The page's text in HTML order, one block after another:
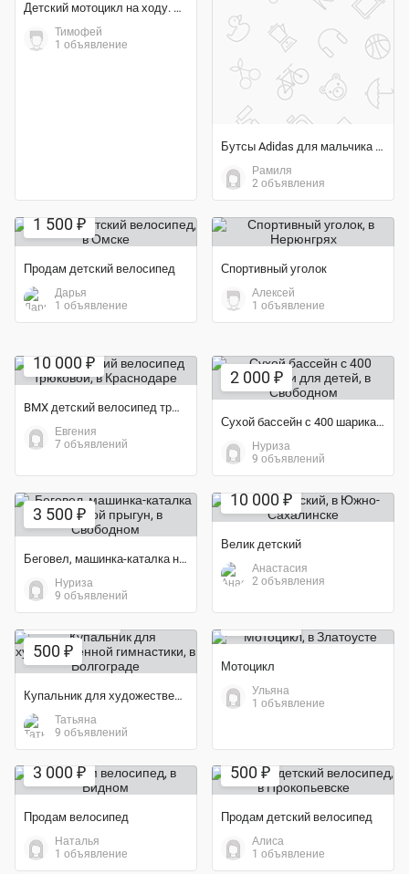
Детский мотоцикл на ходу. при покупки бензин идёт сразу 92
Тимофей
1 объявление
Бутсы Adidas для мальчика б/у
Рамиля
2 объявления
1 500 ₽
Продам детский велосипед
Дарья
1 объявление
Спортивный уголок
Алексей
1 объявление
10 000 ₽
BMX детский велосипед трюковой
Евгения
7 объявлений
2 000 ₽
Сухой бассейн с 400 шариками для детей
Нуриза
9 объявлений
3 500 ₽
Беговел, машинка-каталка надувной прыгун
Нуриза
9 объявлений
10 000 ₽
Велик детский
Анастасия
2 объявления
500 ₽
Купальник для художественной гимнастики
Татьяна
9 объявлений
Мотоцикл
Ульяна
1 объявление
3 000 ₽
Продам велосипед
Наталья
1 объявление
500 ₽
Продам детский велосипед
Алиса
1 объявление
Экономия 25%